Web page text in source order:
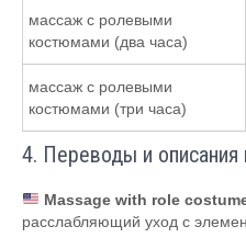
массаж с ролевыми
костюмами (два часа)
массаж с ролевыми
костюмами (три часа)
4. Переводы и описания
Massage with role
расслабляющий уход с